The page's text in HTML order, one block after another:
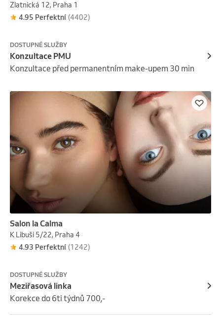
Zlatnická 12, Praha 1
4.95 Perfektní (4402)
DOSTUPNÉ SLUŽBY
Konzultace PMU
Konzultace před permanentním make-upem 30 min
Salon la Calma
K Libuši 5/22, Praha 4
4.93 Perfektní (1242)
DOSTUPNÉ SLUŽBY
Meziřasová linka
Korekce do 6ti týdnů 700,-